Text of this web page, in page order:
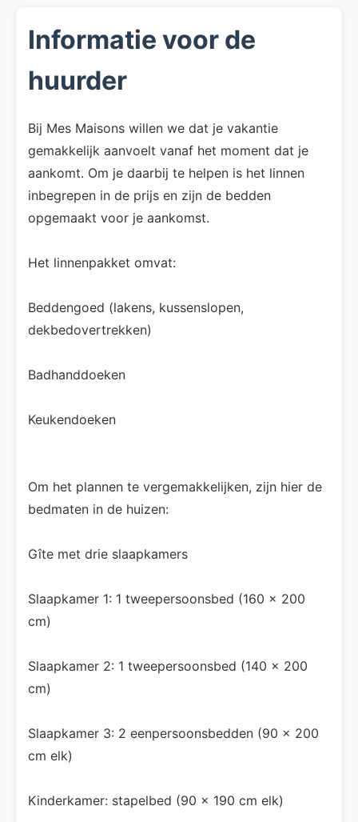
Informatie voor de
huurder
Bij Mes Maisons willen we dat je vakantie
gemakkelijk aanvoelt vanaf het moment dat je
aankomt. Om je daarbij te helpen is het linnen
inbegrepen in de prijs en zijn de bedden
opgemaakt voor je aankomst.
Het linnenpakket omvat:
Beddengoed (lakens, kussenslopen,
dekbedovertrekken)
Badhanddoeken
Keukendoeken
Om het plannen te vergemakkelijken, zijn hier de
bedmaten in de huizen:
Gîte met drie slaapkamers
Slaapkamer 1: 1 tweepersoonsbed (160 × 200
cm)
Slaapkamer 2: 1 tweepersoonsbed (140 × 200
cm)
Slaapkamer 3: 2 eenpersoonsbedden (90 × 200
cm elk)
Kinderkamer: stapelbed (90 × 190 cm elk)